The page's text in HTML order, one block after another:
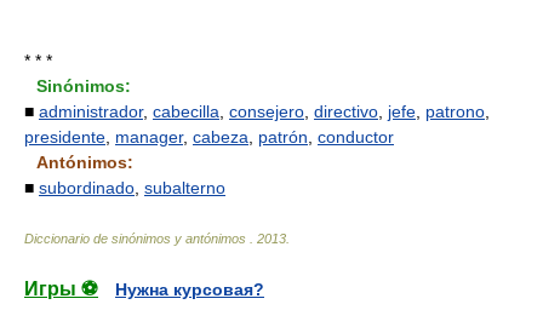
* * *
Sinónimos:
■ administrador, cabecilla consejero directivo jefe patrono
presidente manager, cabeza patrón conductor
Antónimos:
■ subordinado subalterno
Diccionario de sinónimos y antónimos 2013
Игры ⚽
Нужна курсовая?